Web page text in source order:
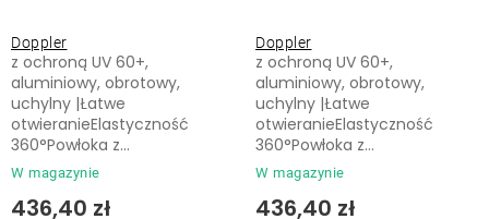
Doppler
W magazynie
436,40 zł
z ochroną UV 60+,
aluminiowy, obrotowy,
uchylny |Łatwe
otwieranieElastyczność
360°Powłoka z...
Doppler
W magazynie
436,40 zł
z ochroną UV 60+,
aluminiowy, obrotowy,
uchylny |Łatwe
otwieranieElastyczność
360°Powłoka z...